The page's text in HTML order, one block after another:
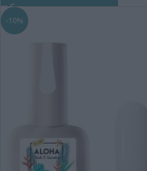
-10%